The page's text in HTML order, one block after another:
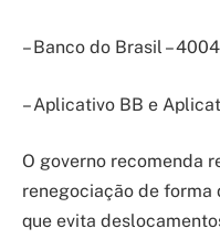
– Banco do Brasil –
– Aplicativo BB e
O governo recomenda
renegociação de forma
que evita